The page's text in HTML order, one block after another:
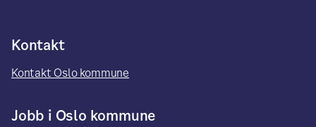
Kontakt
Kontakt Oslo kommune
Jobb i Oslo kommune